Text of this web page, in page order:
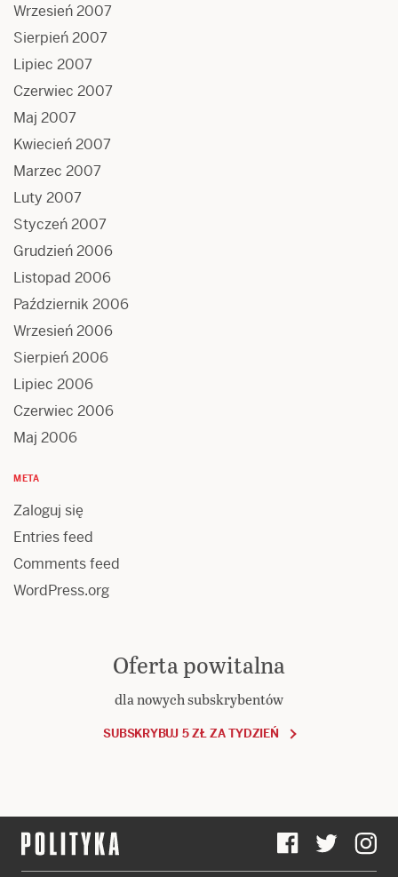
Wrzesień 2007
Sierpień 2007
Lipiec 2007
Czerwiec 2007
Maj 2007
Kwiecień 2007
Marzec 2007
Luty 2007
Styczeń 2007
Grudzień 2006
Listopad 2006
Październik 2006
Wrzesień 2006
Sierpień 2006
Lipiec 2006
Czerwiec 2006
Maj 2006
META
Zaloguj się
Entries feed
Comments feed
WordPress.org
Oferta powitalna
dla nowych subskrybentów
SUBSKRYBUJ 5 ZŁ ZA TYDZIEŃ